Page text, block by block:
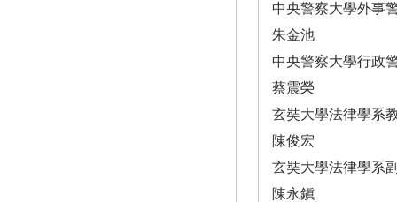
中央警察大學外事
朱金池
中央警察大學行政
蔡震榮
玄奘大學法律學系
陳俊宏
玄奘大學法律學系
陳永鎭